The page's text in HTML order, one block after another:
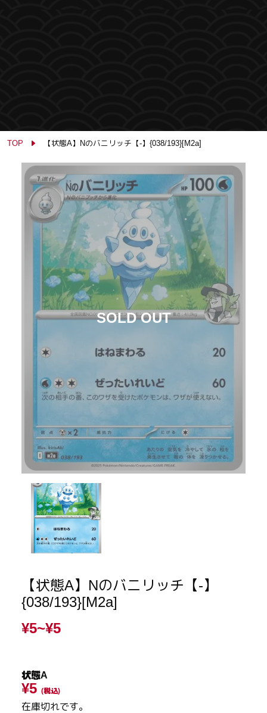
TOP 【状態A】Nのバニリッチ【-】{038/193}[M2a]
【状態A】Nのバニリッチ【-】
{038/193}[M2a]
¥5~¥5
状態A
¥5 (税込)
在庫切れです。